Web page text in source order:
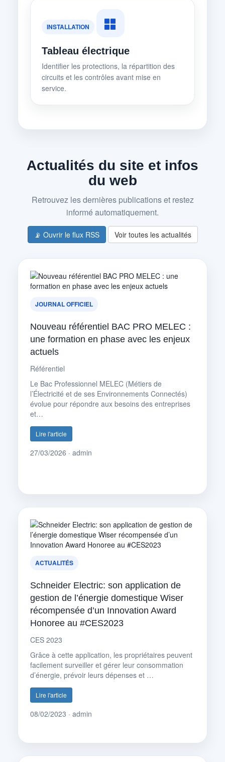
INSTALLATION
Tableau électrique
Identifier les protections, la répartition des
circuits et les contrôles avant mise en
service.
Actualités du site et infos
du web
Retrouvez les dernières publications et restez
informé automatiquement.
📡 Ouvrir le flux RSS Voir toutes les actualités
JOURNAL OFFICIEL
Nouveau référentiel BAC PRO MELEC :
une formation en phase avec les enjeux
actuels
Référentiel
Le Bac Professionnel MELEC (Métiers de
l’Électricité et de ses Environnements Connectés)
évolue pour répondre aux besoins des entreprises
et…
Lire l'article
27/03/2026 · admin
ACTUALITÉS
Schneider Electric: son application de
gestion de l’énergie domestique Wiser
récompensée d’un Innovation Award
Honoree au #CES2023
CES 2023
Grâce à cette application, les propriétaires peuvent
facilement surveiller et gérer leur consommation
d’énergie, prévoir leurs dépenses et …
Lire l'article
08/02/2023 · admin